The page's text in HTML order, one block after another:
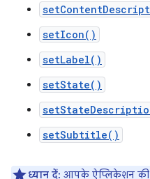
setIcon()
setLabel()
setState()
setSubtitle()
ध्यान दें: आपके ऐप्लिकेशन की